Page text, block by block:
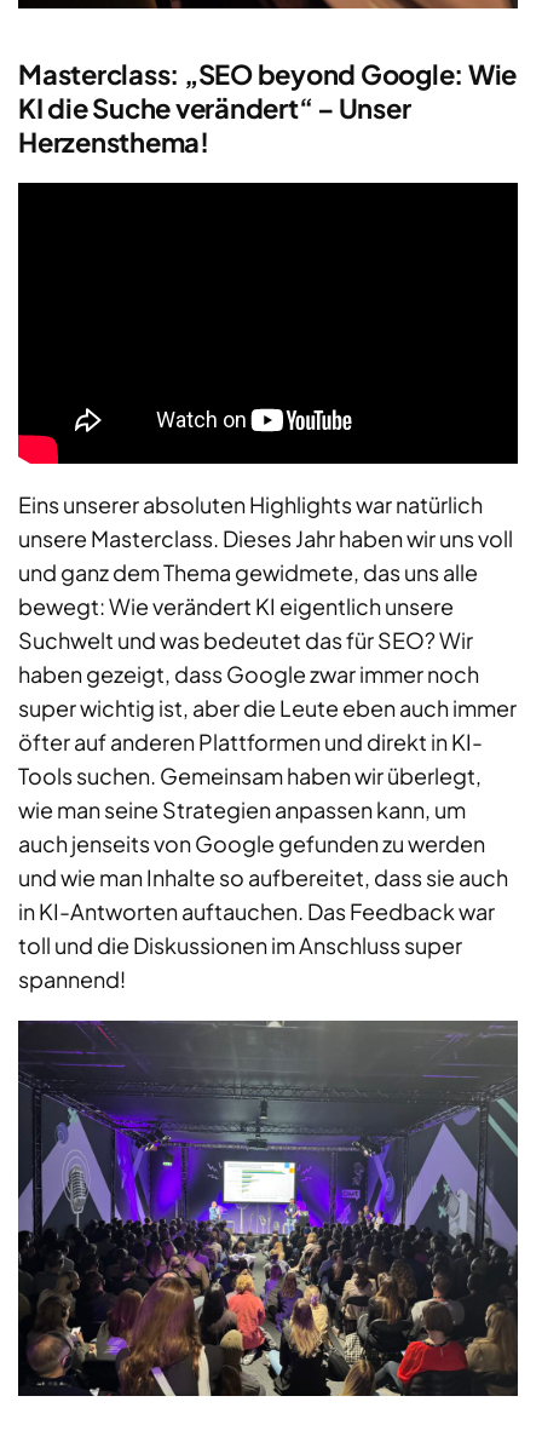
Masterclass: „SEO beyond Google: Wie
KI die Suche verändert“ – Unser
Herzensthema!
Eins unserer absoluten Highlights war natürlich
unsere Masterclass. Dieses Jahr haben wir uns voll
und ganz dem Thema gewidmete, das uns alle
bewegt: Wie verändert KI eigentlich unsere
Suchwelt und was bedeutet das für SEO? Wir
haben gezeigt, dass Google zwar immer noch
super wichtig ist, aber die Leute eben auch immer
öfter auf anderen Plattformen und direkt in KI-
Tools suchen. Gemeinsam haben wir überlegt,
wie man seine Strategien anpassen kann, um
auch jenseits von Google gefunden zu werden
und wie man Inhalte so aufbereitet, dass sie auch
in KI-Antworten auftauchen. Das Feedback war
toll und die Diskussionen im Anschluss super
spannend!